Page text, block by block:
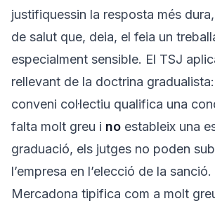
justifiquessin la resposta més
de salut que, deia, el feia un
especialment sensible. El TSJ
rellevant de la doctrina
conveni col·lectiu qualifica una
falta molt greu i no estableix una
graduació, els jutges no poden
l’empresa en l’elecció de la
Mercadona tipifica com a molt